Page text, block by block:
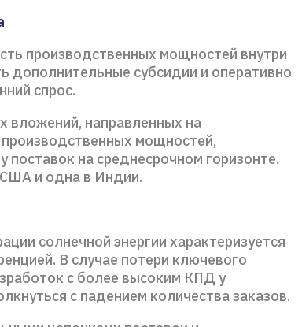
производственных мощностей внутри
дополнительные субсидии и оперативно
спрос.
вложений, направленных на
мощностей,
поставок на среднесрочном горизонте.
и одна в Индии.
солнечной энергии характеризуется
В случае потери ключевого
с более высоким КПД у
с падением количества заказов.